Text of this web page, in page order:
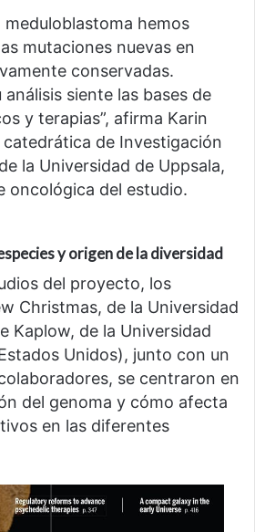
meduloblastoma hemos
mutaciones nuevas en
conservadas.
análisis siente las bases de
y terapias”, afirma Karin
de Investigación
la Universidad de Uppsala,
oncológica del estudio.
y origen de la diversidad
del proyecto, los
Christmas, de la Universidad
Kaplow, de la Universidad
Unidos), junto con un
se centraron en
del genoma y cómo afecta
en las diferentes